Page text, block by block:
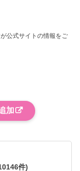
公式サイトの情報をご
加
件)